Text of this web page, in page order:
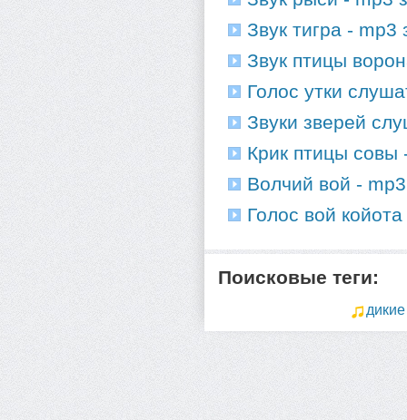
Звук тигра - mp3
Звук птицы
Голос утки
Звуки зверей
Крик птицы совы
Волчий вой - mp3
Голос вой
Поисковые теги:
дикие